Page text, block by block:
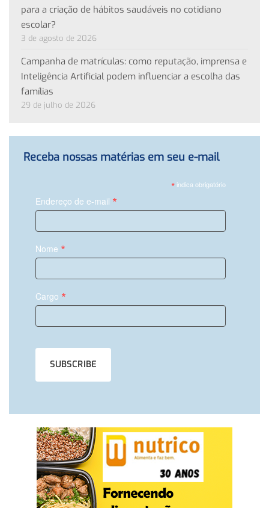
para a criação de hábitos saudáveis no cotidiano
escolar?
3 de agosto de 2026
Campanha de matrículas: como reputação, imprensa e
Inteligência Artificial podem influenciar a escolha das
famílias
29 de julho de 2026
Receba nossas matérias em seu e-mail
*indica obrigatório
Endereço de e-mail *
Nome *
Cargo *